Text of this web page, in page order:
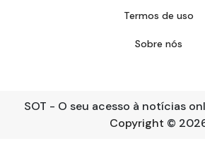
Termos de uso
Sobre nós
SOT - O seu acesso à notícias
Copyright ©